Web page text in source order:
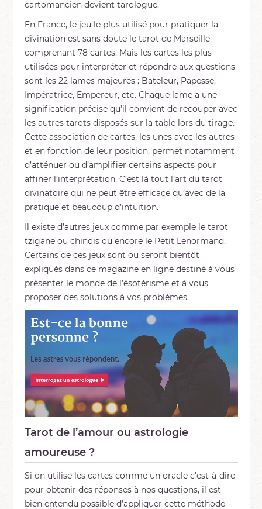
cartomancien devient tarologue.
En France, le jeu le plus utilisé pour pratiquer la
divination est sans doute le tarot de Marseille
comprenant 78 cartes. Mais les cartes les plus
utilisées pour interpréter et répondre aux questions
sont les 22 lames majeures : Bateleur, Papesse,
Impératrice, Empereur, etc. Chaque lame a une
signification précise qu’il convient de recouper avec
les autres tarots disposés sur la table lors du tirage.
Cette association de cartes, les unes avec les autres
et en fonction de leur position, permet notamment
d’atténuer ou d’amplifier certains aspects pour
affiner l’interprétation. C’est là tout l’art du tarot
divinatoire qui ne peut être efficace qu’avec de la
pratique et beaucoup d’intuition.
Il existe d’autres jeux comme par exemple le tarot
tzigane ou chinois ou encore le Petit Lenormand.
Certains de ces jeux sont ou seront bientôt
expliqués dans ce magazine en ligne destiné à vous
présenter le monde de l’ésotérisme et à vous
proposer des solutions à vos problèmes.
Tarot de l’amour ou astrologie
amoureuse ?
Si on utilise les cartes comme un oracle c’est-à-dire
pour obtenir des réponses à nos questions, il est
bien entendu possible d’appliquer cette méthode